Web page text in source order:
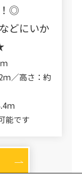
◎
どにいか
／高さ：約
ｍ
能です